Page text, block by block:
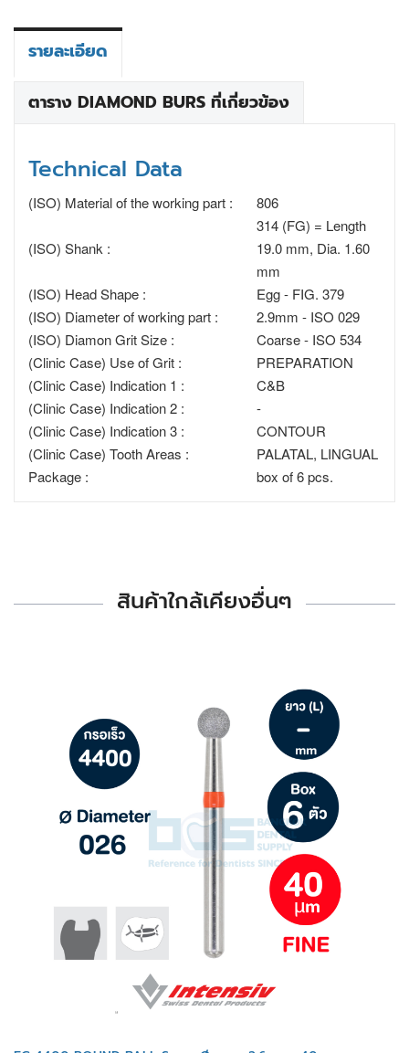
รายละเอียด
ตาราง DIAMOND BURS ที่เกี่ยวข้อง
Technical Data
(ISO) Material of the working part : 806
(ISO) Shank :
314 (FG) = Length
19.0 mm, Dia. 1.60
mm
(ISO) Head Shape :
Egg - FIG. 379
(ISO) Diameter of working part :
2.9mm - ISO 029
(ISO) Diamon Grit Size :
Coarse - ISO 534
(Clinic Case) Use of Grit :
PREPARATION
(Clinic Case) Indication 1 :
C&B
(Clinic Case) Indication 2 :
-
(Clinic Case) Indication 3 :
CONTOUR
(Clinic Case) Tooth Areas :
PALATAL, LINGUAL
Package :
box of 6 pcs.
สินค้าใกล้เคียงอื่นๆ